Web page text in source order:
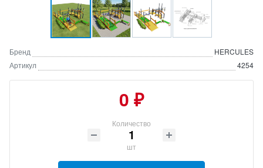
Бренд
HERCULES
Артикул
4254
0 ₽
Количество
шт